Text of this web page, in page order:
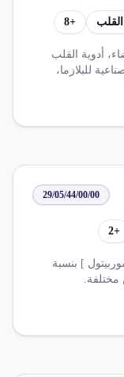
القلب +
8
أدوية القلب
للبلازما،
29/05/44/00/00
+
2
] بنسبة